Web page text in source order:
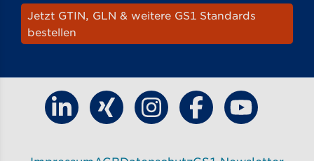
Jetzt GTIN, GLN & weitere GS1 Standards
bestellen
Finde GS1 Germany auf LinkedIn
Finde GS1 Germany auf Xing
Finde GS1 Germany auf
Finde GS1Finde GS1